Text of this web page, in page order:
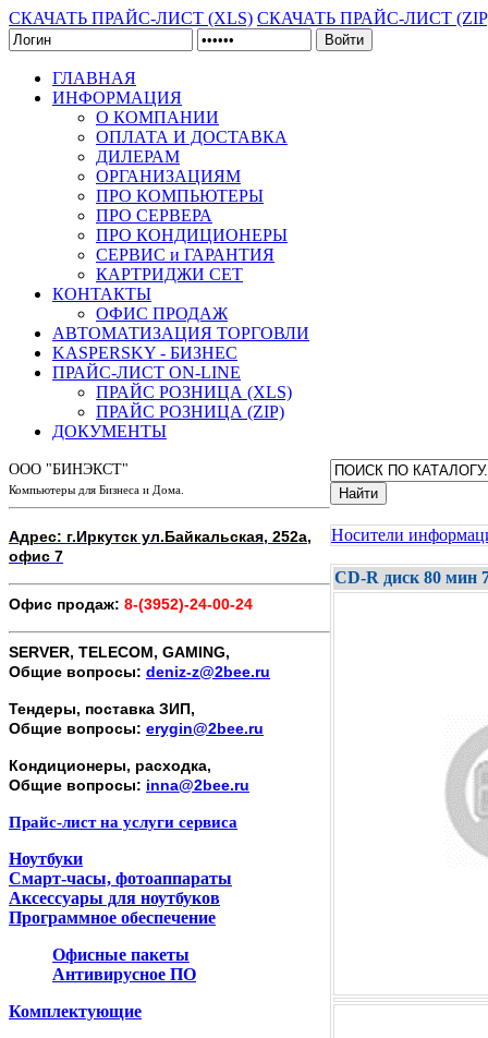
СКАЧАТЬ ПРАЙС-ЛИСТ (XLS) СКАЧАТЬ ПРАЙС-ЛИСТ
Войти
ГЛАВНАЯ
ИНФОРМАЦИЯ
О КОМПАНИИ
ОПЛАТА И ДОСТАВКА
ДИЛЕРАМ
ОРГАНИЗАЦИЯМ
ПРО КОМПЬЮТЕРЫ
ПРО СЕРВЕРА
ПРО КОНДИЦИОНЕРЫ
СЕРВИС и ГАРАНТИЯ
КАРТРИДЖИ CET
КОНТАКТЫ
ОФИС ПРОДАЖ
АВТОМАТИЗАЦИЯ ТОРГОВЛИ
KASPERSKY - БИЗНЕС
ПРАЙС-ЛИСТ ON-LINE
ПРАЙС РОЗНИЦА (XLS)
ПРАЙС РОЗНИЦА (ZIP)
ДОКУМЕНТЫ
ООО "БИНЭКСТ"
Компьютеры для Бизнеса и Дома.
Адрес: г.Иркутск ул.Байкальская, 252а,
офис 7
Офис продаж: 8-(3952)-24-00-24
SERVER, TELECOM, GAMING,
Общие вопросы: deniz-z@2bee.ru
Тендеры, поставка ЗИП,
Общие вопросы: erygin@2bee.ru
Кондиционеры, расходка,
Общие вопросы: inna@2bee.ru
Прайс-лист на услуги сервиса
Ноутбуки
Смарт-часы, фотоаппараты
Аксессуары для ноутбуков
Программное обеспечение
Офисные пакеты
Антивирусное ПО
Комплектующие
Найти
Носители
CD-R диск 80 мин